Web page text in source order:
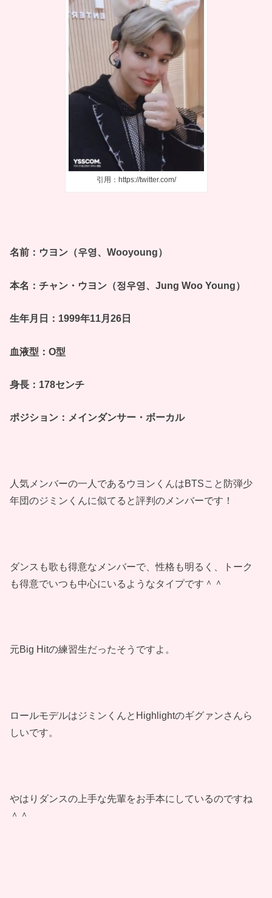
引用：https://twitter.com/
名前：ウヨン（우영、Wooyoung）
本名：チャン・ウヨン（정우영、Jung Woo Young）
生年月日：1999年11月26日
血液型：O型
身長：178センチ
ポジション：メインダンサー・ボーカル
人気メンバーの一人であるウヨンくんはBTSこと防弾少
年団のジミンくんに似てると評判のメンバーです！
ダンスも歌も得意なメンバーで、性格も明るく、トーク
も得意でいつも中心にいるようなタイプです＾＾
元Big Hitの練習生だったそうですよ。
ロールモデルはジミンくんとHighlightのギグァンさんら
しいです。
やはりダンスの上手な先輩をお手本にしているのですね
＾＾